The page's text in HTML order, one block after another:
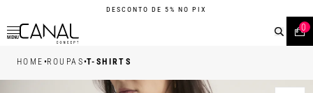
DESCONTO DE 5% NO PIX
MENU
0
HOME •ROUPAS•T-SHIRTS